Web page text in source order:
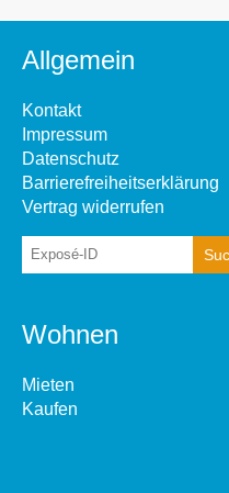
Allgemein
Kontakt
Impressum
Datenschutz
Barrierefreiheitserklärung
Vertrag widerrufen
Wohnen
Mieten
Kaufen